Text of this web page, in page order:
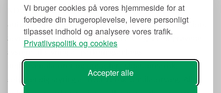
Vi bruger cookies på vores hjemmeside for at
forbedre din brugeroplevelse, levere personligt
tilpasset indhold og analysere vores trafik.
Privatlivspolitik og cookies
Accepter alle
NOVENCO Building & Industry leverer en komplet
automatiseret løsning med overvågning og installation.
Styreløsningen bygger på NOVENCOs gennemprøvede
system til styring af parkeringsanlægs
impulsventilatorer og omfatter fuldautomatisk,
selvstændig styring af hver ZerAx ventilatorvæg. Alle